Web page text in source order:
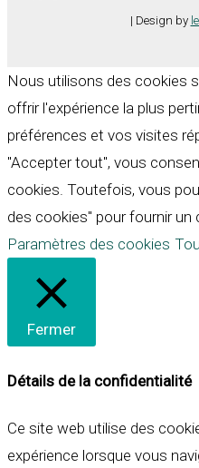
| Design by
Nous utilisons des cookies
offrir l'expérience la plus
préférences et vos visites
"Accepter tout", vous
cookies. Toutefois, vous
des cookies" pour fournir
Paramètres des cookies
Fermer
Détails de la confidentialité
Ce site web utilise des
expérience lorsque vous